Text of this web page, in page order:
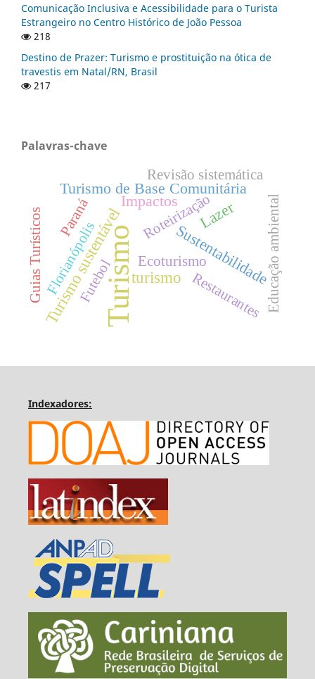
Comunicação Inclusiva e Acessibilidade para o Turista
Estrangeiro no Centro Histórico de João Pessoa
218
Destino de Prazer: Turismo e prostituição na ótica de
travestis em Natal/RN, Brasil
217
Palavras-chave
Turismo
Turismo sustentável turismo
Impactos Lazer
Sustentabilidade
Turismo de Base Comunitária
Ecoturismo
Florianópolis Restaurantes
Paraná
Guias Turísticos Futebol
Revisão sistemática
Educação ambiental
Roteirização
Indexadores: